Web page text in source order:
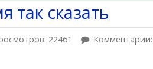
так сказать
22461